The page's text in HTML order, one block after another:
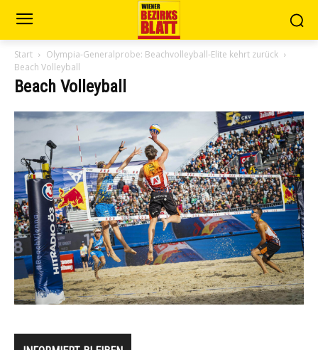
Start
Olympia-Generalprobe: Beachvolleyball-Elite kehrt zurück
Beach Volleyball
Beach Volleyball